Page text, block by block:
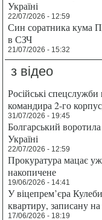
Україні
22/07/2026 - 12:59
Син соратника кума
в СЗЧ
21/07/2026 - 15:32
з відео
Російські
командира 2-го
31/07/2026 - 19:45
Болгарський воротила
Україні
22/07/2026 - 12:59
Прокуратура мацає
накопичене
19/06/2026 - 14:41
У віцепрем’єра
квартиру, записану на
17/06/2026 - 18:19